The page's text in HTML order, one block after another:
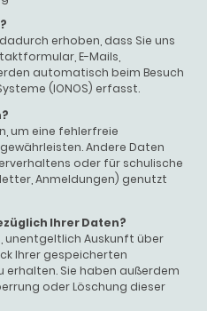
erhoben, dass Sie uns
E-Mails,
automatisch beim Besuch
(IONOS) erfasst.
um eine fehlerfreie
Andere Daten
oder für schulische
Anmeldungen) genutzt
Ihrer Daten?
unentgeltlich Auskunft über
Ihrer gespeicherten
erhalten. Sie haben außerdem
oder Löschung dieser